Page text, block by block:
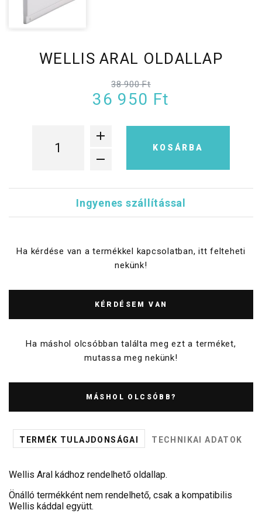
WELLIS ARAL OLDALLAP
38 900 Ft
36 950 Ft
KOSÁRBA
Ingyenes szállítással
Ha kérdése van a termékkel kapcsolatban, itt felteheti
nekünk!
KÉRDÉSEM VAN
Ha máshol olcsóbban találta meg ezt a terméket,
mutassa meg nekünk!
MÁSHOL OLCSÓBB?
TERMÉK TULAJDONSÁGAI TECHNIKAI ADATOK
Wellis Aral kádhoz rendelhető oldallap.
Önálló termékként nem rendelhető, csak a kompatibilis
Wellis káddal együtt.